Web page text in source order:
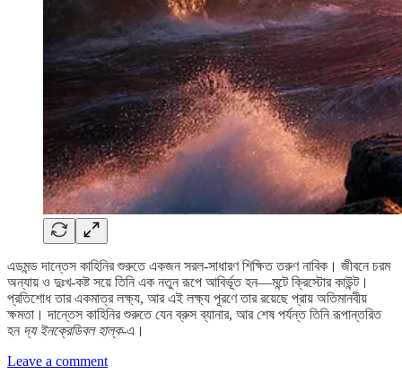
এডমন্ড দান্তেস কাহিনির শুরুতে একজন সরল-সাধারণ শিক্ষিত তরুণ নাবিক। জীবনে চরম
অন্যায় ও দুঃখ-কষ্ট সয়ে তিনি এক নতুন রূপে আবির্ভূত হন—মন্টে ক্রিস্টোর কাউন্ট।
প্রতিশোধ তার একমাত্র লক্ষ্য, আর এই লক্ষ্য পূরণে তার রয়েছে প্রায় অতিমানবীয়
ক্ষমতা। দান্তেস কাহিনির শুরুতে যেন ব্রুস ব্যানার, আর শেষ পর্যন্ত তিনি রূপান্তরিত
হন দ্য ইনক্রেডিবল হাল্ক-এ।
Leave a comment